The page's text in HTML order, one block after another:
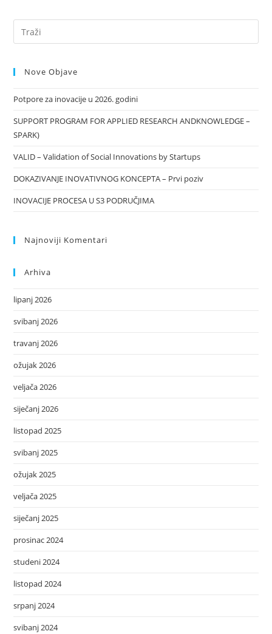
Podizanje
Vinograda
Stolnih
Nove Objave
Potpore za inovacije u 2026. godini
SUPPORT PROGRAM FOR APPLIED RESEARCH ANDKNOWLEDGE –
SPARK)
VALID – Validation of Social Innovations by Startups
DOKAZIVANJE INOVATIVNOG KONCEPTA – Prvi poziv
INOVACIJE PROCESA U S3 PODRUČJIMA
Najnoviji Komentari
Arhiva
lipanj 2026
svibanj 2026
travanj 2026
ožujak 2026
veljača 2026
siječanj 2026
listopad 2025
svibanj 2025
ožujak 2025
veljača 2025
siječanj 2025
prosinac 2024
studeni 2024
listopad 2024
srpanj 2024
svibanj 2024